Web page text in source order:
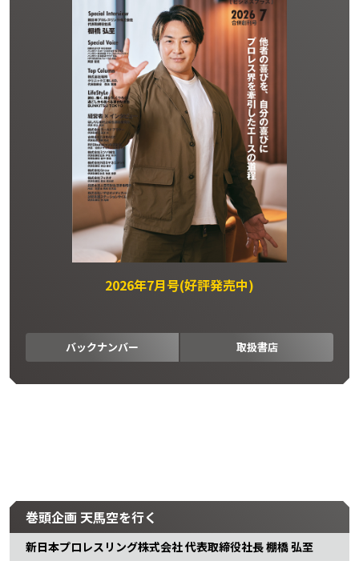
2026年7月号(好評発売中)
バックナンバー 取扱書店
巻頭企画 天馬空を行く
新日本プロレスリング株式会社 代表取締役社長 棚橋 弘至